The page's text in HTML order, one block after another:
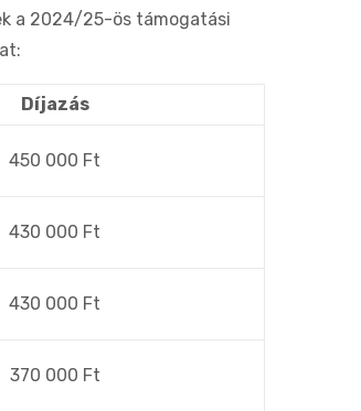
a 2024/25-ös támogatási
Díjazás
450 000 Ft
430 000 Ft
430 000 Ft
370 000 Ft